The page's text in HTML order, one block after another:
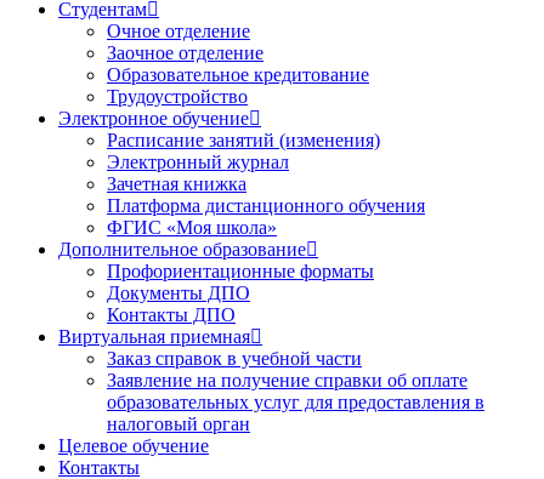
Студентам
Очное отделение
Заочное отделение
Образовательное кредитование
Трудоустройство
Электронное обучение
Расписание занятий (изменения)
Электронный журнал
Зачетная книжка
Платформа дистанционного обучения
ФГИС «Моя школа»
Дополнительное образование
Профориентационные форматы
Документы ДПО
Контакты ДПО
Виртуальная приемная
Заказ справок в учебной части
Заявление на получение справки об оплате
образовательных услуг для предоставления в
налоговый орган
Целевое обучение
Контакты